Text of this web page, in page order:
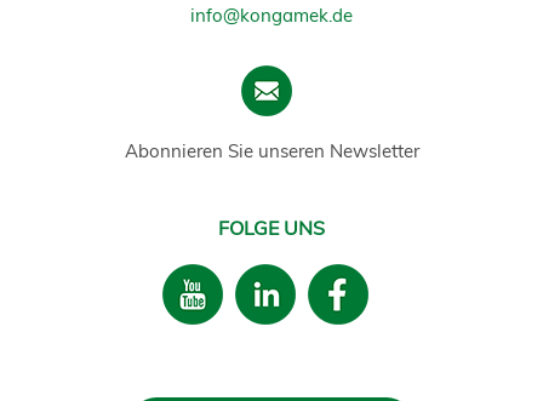
info@kongamek.de
Abonnieren Sie unseren Newsletter
FOLGE UNS